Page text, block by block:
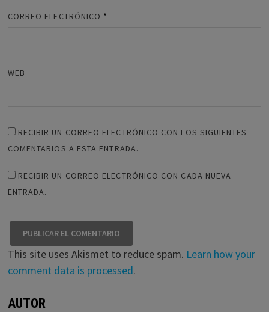
CORREO ELECTRÓNICO *
WEB
RECIBIR UN CORREO ELECTRÓNICO CON LOS SIGUIENTES
COMENTARIOS A ESTA ENTRADA.
RECIBIR UN CORREO ELECTRÓNICO CON CADA NUEVA
ENTRADA.
This site uses Akismet to reduce spam. Learn how your
comment data is processed.
AUTOR